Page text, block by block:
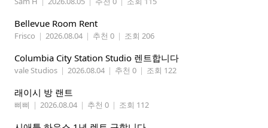
Bellevue Room Rent
Frisco | 2026.08.04 | 추천 0 | 조회 206
Columbia City Station Studio 렌트합니다
vale Studios | 2026.08.04 | 추천 0 | 조회 122
래이시 방 랜트
삐삐 | 2026.08.04 | 추천 0 | 조회 112